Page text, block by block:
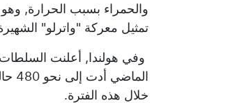
والحمراء بسبب الحرارة, وهو
تمثيل معركة "واترلو"
وفي هولندا, أعلنت
خلال هذه الفترة.